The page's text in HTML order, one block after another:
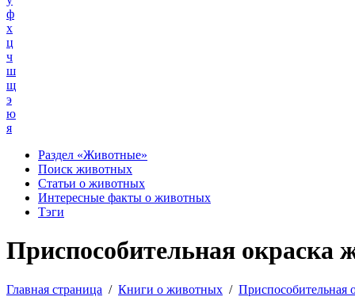
ф
х
ц
ч
ш
щ
э
ю
я
Раздел «Животные»
Поиск животных
Статьи о животных
Интересные факты о животных
Тэги
Приспособительная окраска
Главная страница / Книги о животных / Приспособительная